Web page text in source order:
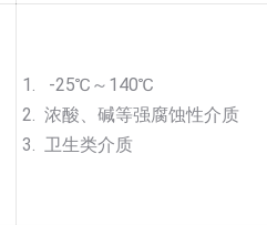
1. -25℃～140℃
2. 浓酸、碱等强腐蚀性介质
3. 卫生类介质